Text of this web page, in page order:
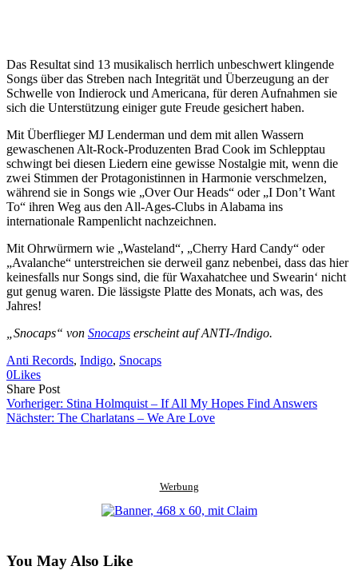
Das Resultat sind 13 musikalisch herrlich unbeschwert klingende
Songs über das Streben nach Integrität und Überzeugung an der
Schwelle von Indierock und Americana, für deren Aufnahmen sie
sich die Unterstützung einiger gute Freude gesichert haben.
Mit Überflieger MJ Lenderman und dem mit allen Wassern
gewaschenen Alt-Rock-Produzenten Brad Cook im Schlepptau
schwingt bei diesen Liedern eine gewisse Nostalgie mit, wenn die
zwei Stimmen der Protagonistinnen in Harmonie verschmelzen,
während sie in Songs wie „Over Our Heads“ oder „I Don’t Want
To“ ihren Weg aus den All-Ages-Clubs in Alabama ins
internationale Rampenlicht nachzeichnen.
Mit Ohrwürmern wie „Wasteland“, „Cherry Hard Candy“ oder
„Avalanche“ unterstreichen sie derweil ganz nebenbei, dass das hier
keinesfalls nur Songs sind, die für Waxahatchee und Swearin‘ nicht
gut genug waren. Die lässigste Platte des Monats, ach was, des
Jahres!
„Snocaps“ von Snocaps erscheint auf ANTI-/Indigo.
Anti Records, Indigo, Snocaps
0Likes
Share PostShare
on
Facebook
Copy
URL
to
Send
Link
via
Vorheriger: Stina Holmquist – If All My Hopes Find Answers
Nächster: The Charlatans – We Are Love
Werbung
You May Also Like